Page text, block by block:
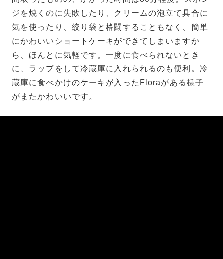
ジを焼くのに失敗したり、クリームの泡立て具合に
気を使ったり、絞り袋と格闘することもなく、簡単
にかわいいショートケーキができてしまいますか
ら、ほんとに気軽です。一度に食べられないとき
に、ラップをして冷蔵庫に入れられるのも便利。冷
蔵庫に食べかけのケーキが入ったFloraがある様子
がまたかわいいです。